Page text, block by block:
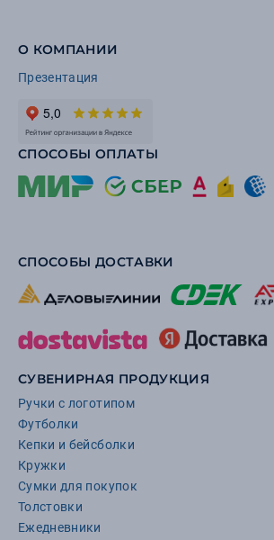
О КОМПАНИИ
Презентация
СПОСОБЫ ОПЛАТЫ
СПОСОБЫ ДОСТАВКИ
СУВЕНИРНАЯ ПРОДУКЦИЯ
Ручки с логотипом
Футболки
Кепки и бейсболки
Кружки
Сумки для покупок
Толстовки
Ежедневники